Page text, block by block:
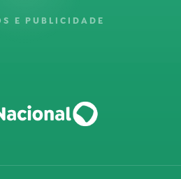
E PUBLICIDADE